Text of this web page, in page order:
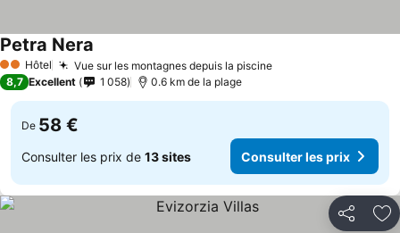
2 Étoiles
Hôtel Vue sur les montagnes depuis la piscine
Petra Nera
8,7 Excellent 1 058 0.6 km de la plage
De 58 €
Consulter les prix de 13 sites Consulter les prix
Partager